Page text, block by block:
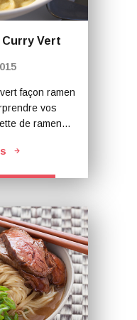
Curry Vert
façon ramen
vos
de ramen…